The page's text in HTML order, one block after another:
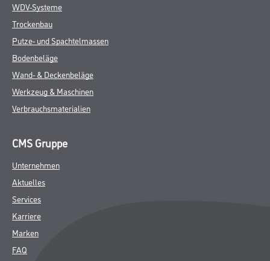
WDV-Systeme
Trockenbau
Putze- und Spachtelmassen
Bodenbeläge
Wand- & Deckenbeläge
Werkzeug & Maschinen
Verbrauchsmaterialien
CMS Gruppe
Unternehmen
Aktuelles
Services
Karriere
Marken
FAQ